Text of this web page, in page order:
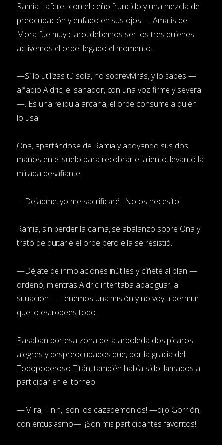
Ramia Laforet con el ceño fruncido y una mezcla de
preocupación y enfado en sus ojos—. Amatis de
Mora fue muy claro, debemos ser los tres quienes
activemos el orbe llegado el momento.
—Si lo utilizas tú sola, no sobrevivirás, y lo sabes —
añadió Aldric, el sanador, con una voz firme y severa
—. Es una reliquia arcana; el orbe consume a quien
lo usa.
Ona, apartándose de Ramia y apoyando sus dos
manos en el suelo para recobrar el aliento, levantó la
mirada desafiante.
—Dejadme, yo me sacrificaré. ¡No os necesito!
Ramia, sin perder la calma, se abalanzó sobre Ona y
trató de quitarle el orbe pero ella se resistió.
—Déjate de inmolaciones inútiles y cíñete al plan —
ordenó, mientras Aldric intentaba apaciguar la
situación—. Tenemos una misión y no voy a permitir
que lo estropees todo.
Pasaban por esa zona de la arboleda dos pícaros
alegres y despreocupados que, por la gracia del
Todopoderoso Titán, también había sido llamados a
participar en el torneo.
—Mira, Tinín, ¡son los cazademonios! —dijo Gorrión,
con entusiasmo—. ¡Son mis participantes favoritos!